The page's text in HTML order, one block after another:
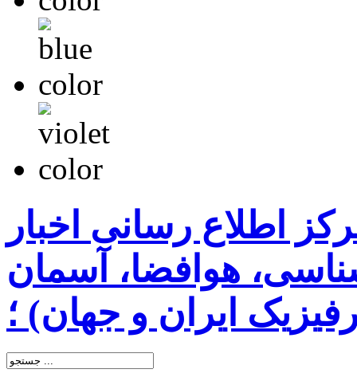
اطلاع رسانی اخبار
هوافضا، آسمان
ایران و جهان) ؛